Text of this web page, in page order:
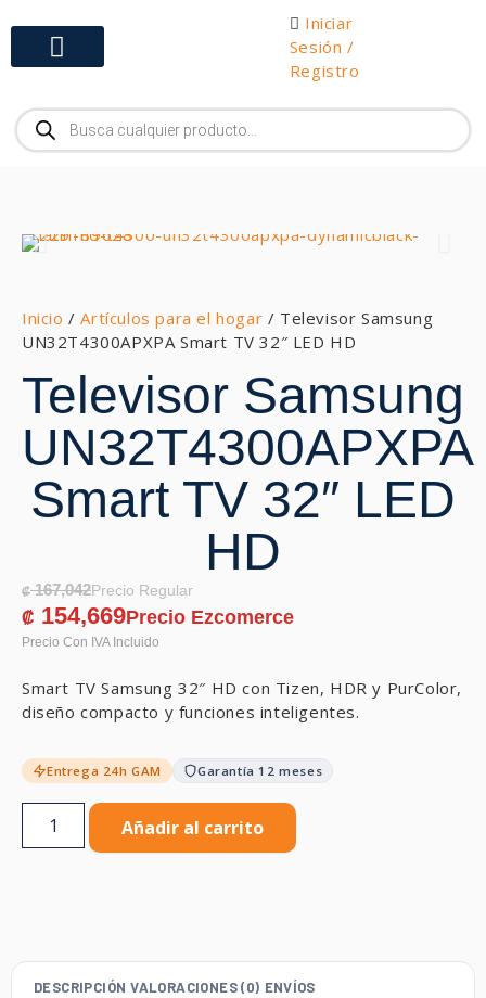
Iniciar
Sesión /
Registro
Inicio /Artículos para el hogar / Televisor Samsung
UN32T4300APXPA Smart TV 32″ LED HD
Televisor Samsung
UN32T4300APXPA
Smart TV 32″ LED
HD
₡167,042
₡ 154,669
Smart TV Samsung 32″ HD con Tizen, HDR y PurColor,
diseño compacto y funciones inteligentes.
Entrega 24h GAM Garantía 12 meses
Añadir al carrito
DESCRIPCIÓN VALORACIONES (0) ENVÍOS